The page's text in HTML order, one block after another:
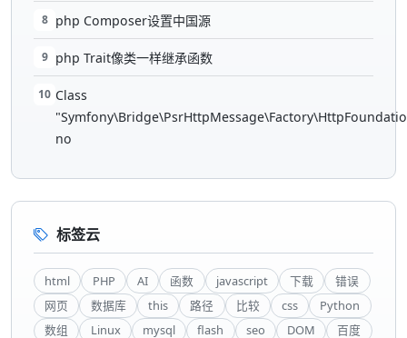
8 php Composer设置中国源
9 php Trait像类一样继承函数
10 Class
no
标签云
html PHP AI 函数 javascript 下载
错误
网页
数据库 this 路径 比较 css
Python
数组
Linux mysql flash seo DOM 百度